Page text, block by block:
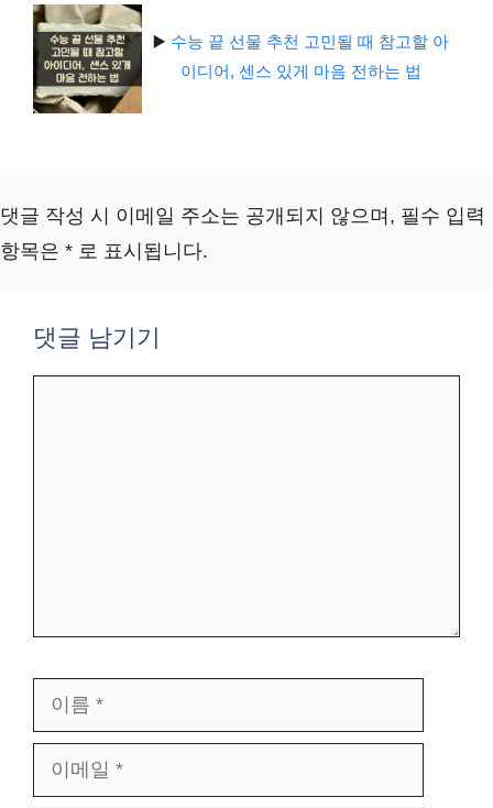
▶️ 수능 끝 선물 추천 고민될 때 참고할 아
이디어, 센스 있게 마음 전하는 법
댓글 작성 시 이메일 주소는 공개되지 않으며, 필수 입력
항목은 * 로 표시됩니다.
댓글 남기기
름
메
사